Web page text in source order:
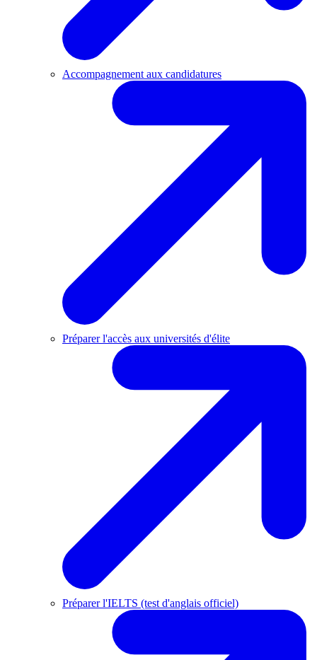
Accompagnement aux candidatures
Préparer l'accès aux universités d'élite
Préparer l'IELTS (test d'anglais officiel)